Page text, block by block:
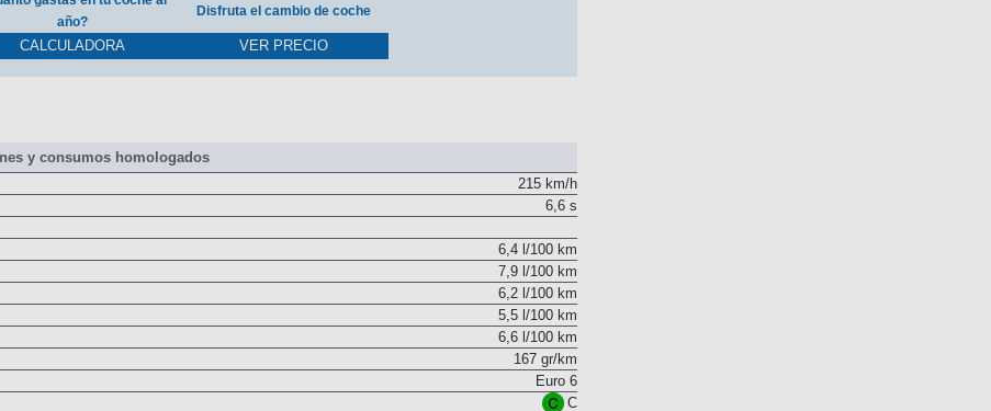
gastas en tu coche al
año?
CALCULADORA VER PRECIO
y consumos homologados
215 km/h
6,4 l/100 km
7,9 l/100 km
6,2 l/100 km
5,5 l/100 km
6,6 l/100 km
167 gr/km
Euro 6